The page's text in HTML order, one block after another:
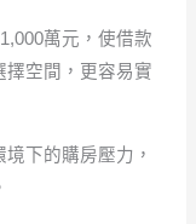
萬元，使借款
擇空間，更容易實
下的購房壓力，